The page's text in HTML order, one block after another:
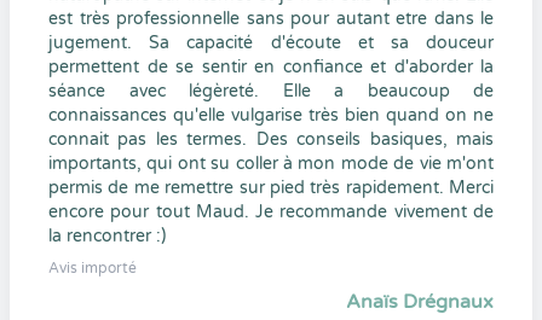
est très professionnelle sans pour autant etre dans le
jugement. Sa capacité d'écoute et sa douceur
permettent de se sentir en confiance et d'aborder la
séance avec légèreté. Elle a beaucoup de
connaissances qu'elle vulgarise très bien quand on ne
connait pas les termes. Des conseils basiques, mais
importants, qui ont su coller à mon mode de vie m'ont
permis de me remettre sur pied très rapidement. Merci
encore pour tout Maud. Je recommande vivement de
la rencontrer :)
Avis importé
Anaïs Drégnaux